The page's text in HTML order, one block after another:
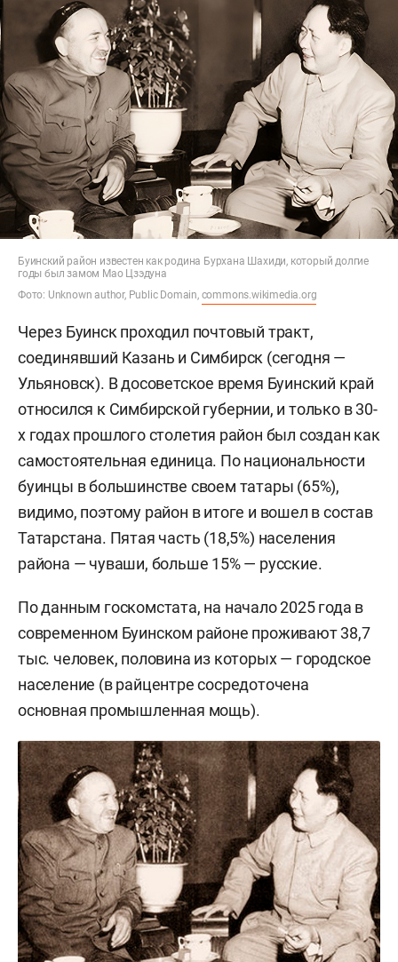
Буинский район известен как родина Бурхана Шахиди, который долгие
годы был замом Мао Цзэдуна
Фото: Unknown author, Public Domain, commons.wikimedia.org
Через Буинск проходил почтовый тракт,
соединявший Казань и Симбирск (сегодня —
Ульяновск). В досоветское время Буинский край
относился к Симбирской губернии, и только в 30-
х годах прошлого столетия район был создан как
самостоятельная единица. По национальности
буинцы в большинстве своем татары (65%),
видимо, поэтому район в итоге и вошел в состав
Татарстана. Пятая часть (18,5%) населения
района — чуваши, больше 15% — русские.
По данным госкомстата, на начало 2025 года в
современном Буинском районе проживают 38,7
тыс. человек, половина из которых — городское
население (в райцентре сосредоточена
основная промышленная мощь).